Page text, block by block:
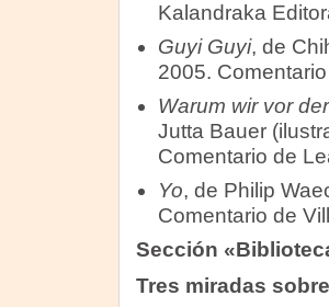
Kalandraka
Guyi Guyi, de
2005.
Warum wir vor
Jutta Bauer
Comentario de
Yo, de Philip
Comentario de
Sección
Tres miradas